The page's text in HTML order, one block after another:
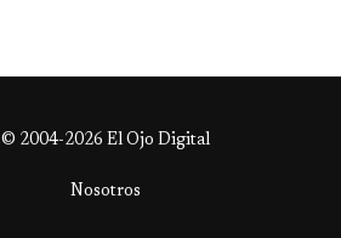
© 2004-2026 El Ojo Digital
Nosotros